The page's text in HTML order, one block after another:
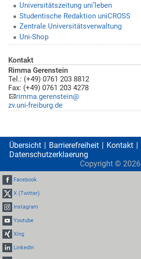
Universitätszeitung uni’leben
Studentische Redaktion uniCROSS
Zentrale Universitätsverwaltung
Uni-Shop
Kontakt
Rimma Gerenstein
Tel.: (+49) 0761 203 8812
Fax: (+49) 0761 203 4278
rimma.gerenstein@
zv.uni-freiburg.de
Übersicht Barrierefreiheit Kontakt
Datenschutzerklaerung
Copyright © 2026
Facebook
X (Twitter)
Instagram
Youtube
Xing
LinkedIn